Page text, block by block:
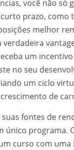
você não só
prazo, como
melhor
verdadeira
um
no seu
um ciclo
de
fontes de
único programa.
curso com uma